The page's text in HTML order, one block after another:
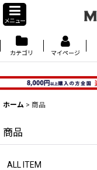
メニュー
カテゴリ マイページ
ホーム > 商品
商品
ALL ITEM